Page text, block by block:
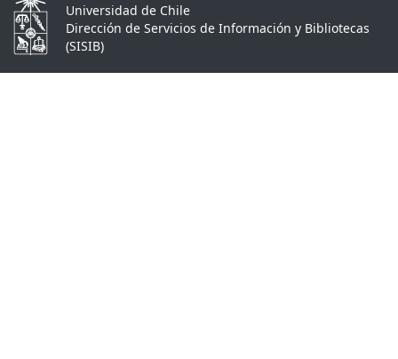
Universidad de Chile
Dirección de Servicios de Información y Bibliotecas
(SISIB)